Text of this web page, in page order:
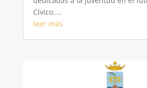
Cívico....
leer más